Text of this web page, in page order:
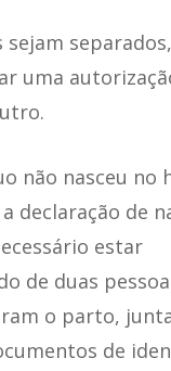
sejam
uma
não nasceu no
declaração de
estar
de duas
o parto,
de